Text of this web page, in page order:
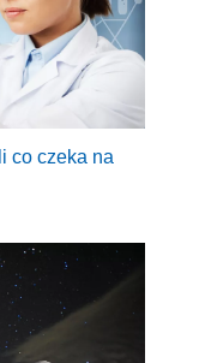
co czeka na